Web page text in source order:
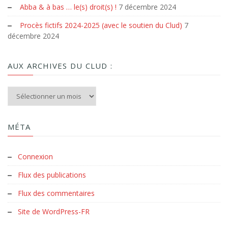
Abba & à bas … le(s) droit(s) ! 7 décembre 2024
Procès fictifs 2024-2025 (avec le soutien du Clud) 7
décembre 2024
AUX ARCHIVES DU CLUD :
MÉTA
Connexion
Flux des publications
Flux des commentaires
Site de WordPress-FR